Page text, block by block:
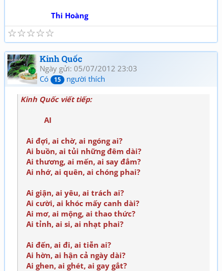
Thi Hoàng
☆
☆
☆
☆
☆
Kinh Quốc
Ngày gửi: 05/07/2012 23:03
Có
15 người thích
Kinh Quốc viết tiếp:
AI
Ai đợi, ai chờ, ai ngóng ai?
Ai buồn, ai tủi những đêm dài?
Ai thương, ai mến, ai say đắm?
Ai nhớ, ai quên, ai chóng phai?
Ai giận, ai yêu, ai trách ai?
Ai cười, ai khóc mấy canh dài?
Ai mơ, ai mộng, ai thao thức?
Ai tỉnh, ai si, ai nhạt phai?
Ai đến, ai đi, ai tiễn ai?
Ai hờn, ai hận cả ngày dài?
Ai ghen, ai ghét, ai gay gắt?